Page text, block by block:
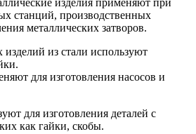
станций, производственных
металлических затворов.
из стали используют
для изготовления насосов и
для изготовления деталей с
как гайки, скобы.